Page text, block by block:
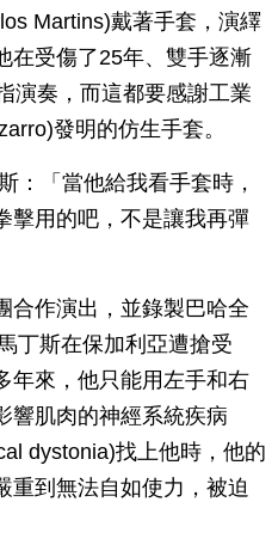
Martins)戴著手套，演繹
在受傷了25年、雙手逐漸
演奏，而這都要感謝工業
發明的仿生手套。
：「當他給我看手套時，
擊用的吧，不是讓我再彈
合作演出，並錄製巴哈全
丁斯在保加利亞遭搶受
年來，他只能用左手和右
響肌肉的神經系統疾病
dystonia)找上他時，他的
重到無法自如使力，被迫